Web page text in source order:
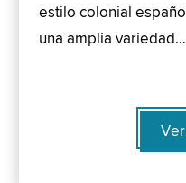
estilo colonial
una amplia variedad…